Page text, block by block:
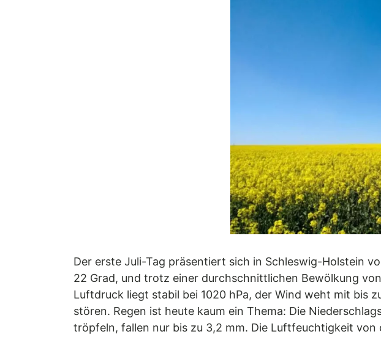
Der erste Juli-Tag präsentiert sich in Schleswig-Holstein
22 Grad, und trotz einer durchschnittlichen Bewölkung
Luftdruck liegt stabil bei 1020 hPa, der Wind weht mit bis
stören. Regen ist heute kaum ein Thema: Die
tröpfeln, fallen nur bis zu 3,2 mm. Die Luftfeuchtigkeit